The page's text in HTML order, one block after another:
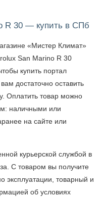
R 30 — купить в СПб
«Мистер Климат»
San Marino R 30
купить портал
, вам достаточно оставить
Оплатить товар можно
наличными или
на сайте или
курьерской службой в
С товаром вы получите
эксплуатации, товарный и
об условиях